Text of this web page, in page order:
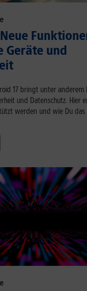
Geräte und
17 bringt unter anderem
und Datenschutz. Hier
werden und wie Du